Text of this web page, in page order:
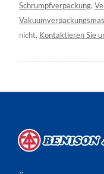
Schrumpfverpackung,
nicht, Kontaktieren Sie